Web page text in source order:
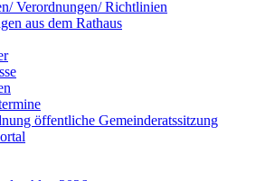
Verordnungen/ Richtlinien
aus dem Rathaus
öffentliche Gemeinderatssitzung